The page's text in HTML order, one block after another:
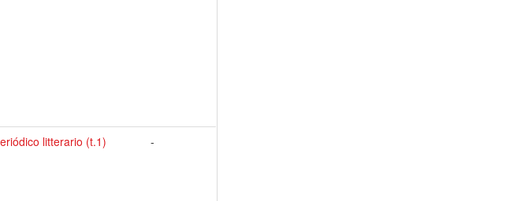
litterario (t.1) -